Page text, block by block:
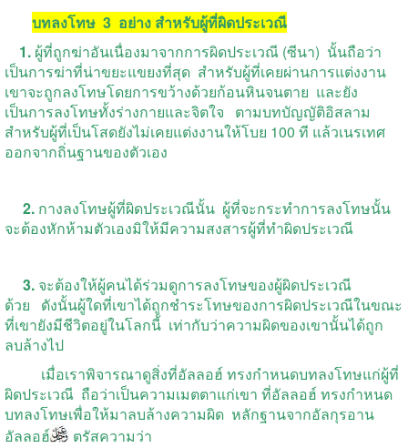
บทลงโทษ 3 อย่าง สำหรับผู้ที่ผิดประเวณี
1. ผู้ที่ถูกฆ่าอันเนื่องมาจากการผิดประเวณี (ซีนา) นั้นถือว่า
เป็นการฆ่าที่น่าขยะแขยงที่สุด สำหรับผู้ที่เคยผ่านการแต่งงาน
เขาจะถูกลงโทษโดยการขว้างด้วยก้อนหินจนตาย และยัง
เป็นการลงโทษทั้งร่างกายและจิตใจ ตามบทบัญญัติอิสลาม
สำหรับผู้ที่เป็นโสดยังไม่เคยแต่งงานให้โบย 100 ที แล้วเนรเทศ
ออกจากถิ่นฐานของตัวเอง
2. กางลงโทษผู้ที่ผิดประเวณีนั้น ผู้ที่จะกระทำการลงโทษนั้น
จะต้องหักห้ามตัวเองมิให้มีความสงสารผู้ที่ทำผิดประเวณี
3. จะต้องให้ผู้คนได้ร่วมดูการลงโทษของผู้ผิดประเวณี
ด้วย ดังนั้นผู้ใดที่เขาได้ถูกชำระโทษของการผิดประเวณีในขณะ
ที่เขายังมีชีวิตอยู่ในโลกนี้ เท่ากับว่าความผิดของเขานั้นได้ถูก
ลบล้างไป
เมื่อเราพิจารณาดูสิ่งที่อัลลอฮ์ ทรงกำหนดบทลงโทษแก่ผู้ที่
ผิดประเวณี ถือว่าเป็นความเมตตาแก่เขา ที่อัลลอฮ์ ทรงกำหนด
บทลงโทษเพื่อให้มาลบล้างความผิด หลักฐานจากอัลกุรอาน
อัลลอฮ์
ตรัสความว่า